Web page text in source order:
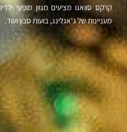
קרקס סוואגו מציעים מגוון מופעי
מעניינות של ג'אגלינג, בועות סבון ועוד.